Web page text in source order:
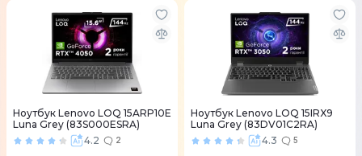
Ноутбук Lenovo LOQ 15ARP10E
Luna Grey (83S000ESRA)
4.2
2
Ноутбук Lenovo LOQ 15IRX9
Luna Grey (83DV01C2RA)
4.3
5